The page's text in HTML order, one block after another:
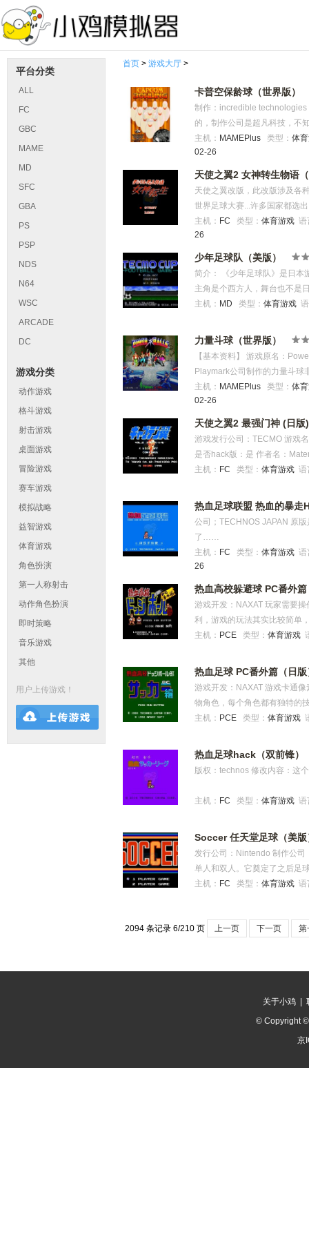
平台分类
ALL
FC
GBC
MAME
MD
SFC
GBA
PS
PSP
NDS
N64
WSC
ARCADE
DC
游戏分类
动作游戏
格斗游戏
射击游戏
桌面游戏
冒险游戏
赛车游戏
模拟战略
益智游戏
体育游戏
角色扮演
第一人称射击
动作角色扮演
即时策略
音乐游戏
其他
用户上传游戏！
首页 > 游戏大厅 >
卡普空保龄球（世界版）
制作：incredible technologies
的，制作公司是超凡科技，不
单，移动保龄球，瞄准后扔出
再来一下...
主机： MAMEPlus 类型： 体
02-26
天使之翼2 女神转生物语
天使之翼改版，此改版涉及各
世界足球大赛...许多国家都选
是普通足球比赛那么简单，激
启...最终被迫与恶魔交战。 本
恶魔交战之外，还有另外一种
的瞬间按下选择键即可进入；
主机： FC 类型： 体育游戏 语
26
少年足球队（美版）
简介： 《少年足球队》是日本
主角是个西方人，舞台也不是
队，一路过关斩将，夺得国内
主机： MD 类型： 体育游戏
力量斗球（世界版）
【基本资料】 游戏原名：
Playmark公司制作的力量斗球
直到击碎所有东西就能过关，
主机： MAMEPlus 类型： 体
02-26
天使之翼2 最强门神 (日版)
游戏发行公司：TECMO 游戏
是否hack版：是 作者名：
补，无限换人 体力超过748每
足也能发动必杀：雪崩以外的
升级使用过人和传球刷取过
少升级太难的问题，同时鼓励
得行动经验过少的问题 添加按
音乐测试功能） 2.比赛中按键
+SELECT 我方等级4 右
我方等级16 上+START 我方
束比赛 SELECT+B 结束我方
为格鲁迪斯 石崎无敌脸能挡传
暴力属性 松山添加雪崩，进
崩 若林添加下键暴怒，另可
主机： FC 类型： 体育游戏 语
热血足球联盟 热血的暴走
公司；TECHNOS JAPAN 原
了……
主机： FC 类型： 体育游戏 语
26
热血高校躲避球 PC番外
游戏开发：NAXAT 玩家需要
利，游戏的玩法其实比较简单
主机： PCE 类型： 体育游戏
热血足球 PC番外篇（日版
游戏开发：NAXAT 游戏卡通
物角色，每个角色都有独特的
有任何规则的足球游戏，所以
主机： PCE 类型： 体育游戏
热血足球hack（双前锋）
版权：technos 修改内容：这
主机： FC 类型： 体育游戏 语
Soccer 任天堂足球（美版
发行公司：Nintendo 制作公
单人和双人。它奠定了之后足
时长等 1985年这款《Soccer
主机： FC 类型： 体育游戏 语
2094 条记录 6/210 页 上一页 下一页 第
关于小鸡 |
© Copyright
京